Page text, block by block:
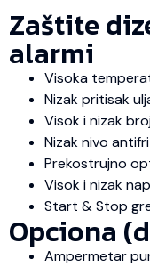
Zaštite
alarmi
Visoka
Nizak pritisak
Visok i nizak
Nizak nivo
Prekostrujno
Visok i nizak
Start & Stop
Opciona
Ampermetar